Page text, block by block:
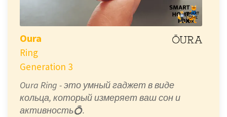
Oura
Ring
Generation 3
Oura Ring - это умный гаджет в виде
кольца, который измеряет ваш сон и
активность💍.